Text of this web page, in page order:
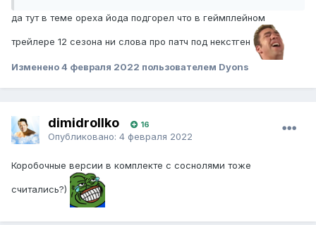
да тут в теме ореха йода подгорел что в геймплейном
трейлере 12 сезона ни слова про патч под некстген
Изменено4 февраля 2022 пользователем Dyons
dimidrollko 16
Опубликовано: 4 февраля 2022
Коробочные версии в комплекте с соснолями тоже
считались?)